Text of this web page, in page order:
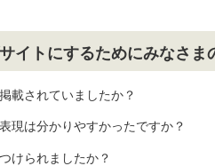
イトにするためにみなさ
載されていましたか？
現は分かりやすかったですか？
けられましたか？